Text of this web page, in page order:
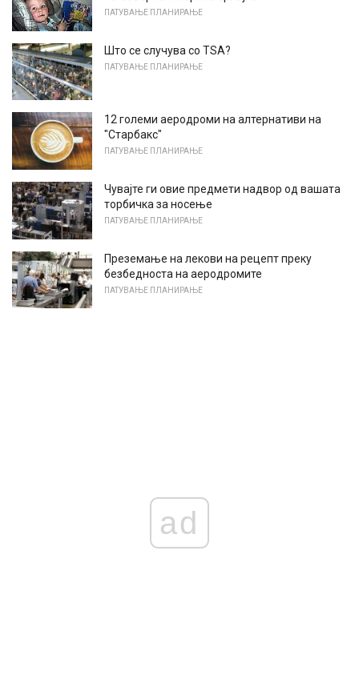
ПАТУВАЊЕ ПЛАНИРАЊЕ
Што се случува со TSA?
ПАТУВАЊЕ ПЛАНИРАЊЕ
12 големи аеродроми на алтернативи на
"Старбакс"
ПАТУВАЊЕ ПЛАНИРАЊЕ
Чувајте ги овие предмети надвор од вашата
торбичка за носење
ПАТУВАЊЕ ПЛАНИРАЊЕ
Преземање на лекови на рецепт преку
безбедноста на аеродромите
ПАТУВАЊЕ ПЛАНИРАЊЕ
ad